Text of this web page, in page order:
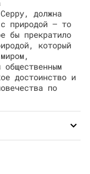
должна
природой — то
бы прекратило
который
достоинство и
по